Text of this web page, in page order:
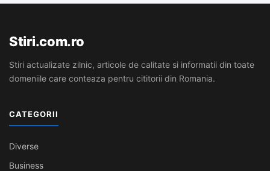
Stiri.com.ro
Stiri actualizate zilnic, articole de calitate si informatii din toate
domeniile care conteaza pentru cititorii din Romania.
CATEGORII
Diverse
Business